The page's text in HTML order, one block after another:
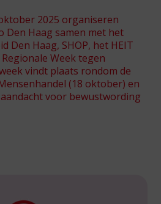
2025 organiseren
Den Haag samen met het
Den Haag, SHOP, het HEIT
Week tegen
vindt plaats rondom de
(18 oktober) en
voor bewustwording